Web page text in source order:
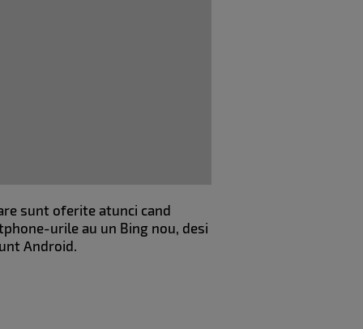
sunt oferite atunci cand
urile au un Bing nou, desi
Android.